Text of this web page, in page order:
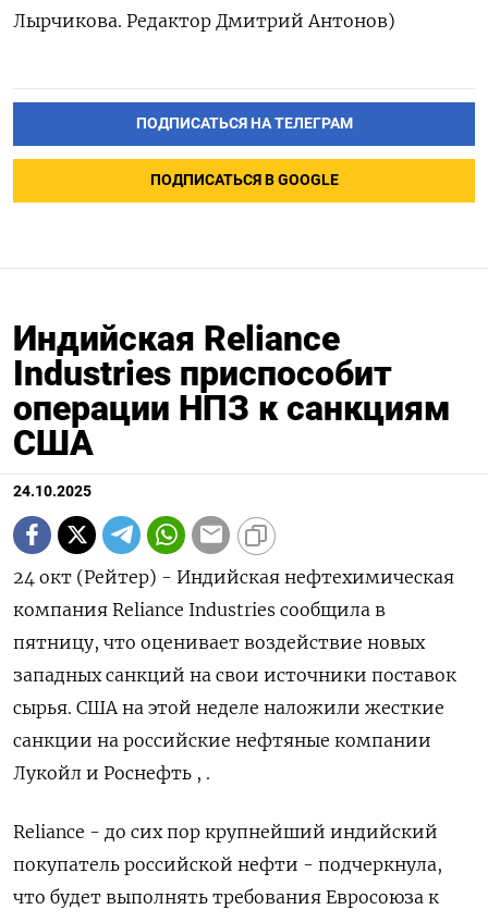
Лырчикова. Редактор Дмитрий Антонов)
ПОДПИСАТЬСЯ НА ТЕЛЕГРАМ
ПОДПИСАТЬСЯ В GOOGLE
Индийская Reliance
Industries приспособит
операции НПЗ к санкциям
США
24.10.2025
24 окт (Рейтер) - Индийская нефтехимическая
компания Reliance Industries сообщила в
пятницу, что оценивает воздействие новых
западных санкций на свои источники поставок
сырья. США на этой неделе наложили жесткие
санкции на российские нефтяные компании
Лукойл и Роснефть , .
Reliance - до сих пор крупнейший индийский
покупатель российской нефти - подчеркнула,
что будет выполнять требования Евросоюза к